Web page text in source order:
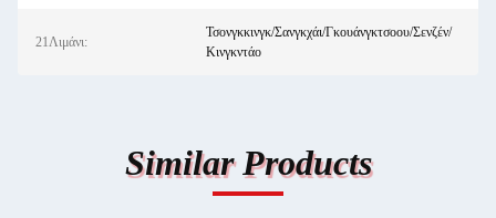
21Λιμάνι:
Τσονγκκινγκ/Σανγκχάι/Γκουάνγκτσοου/Σενζέν/
Κινγκντάο
Similar Products